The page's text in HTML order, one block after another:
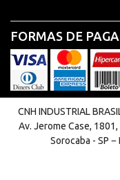
FORMAS DE
CNH INDUSTRIAL
Av. Jerome Case,
Sorocaba - SP